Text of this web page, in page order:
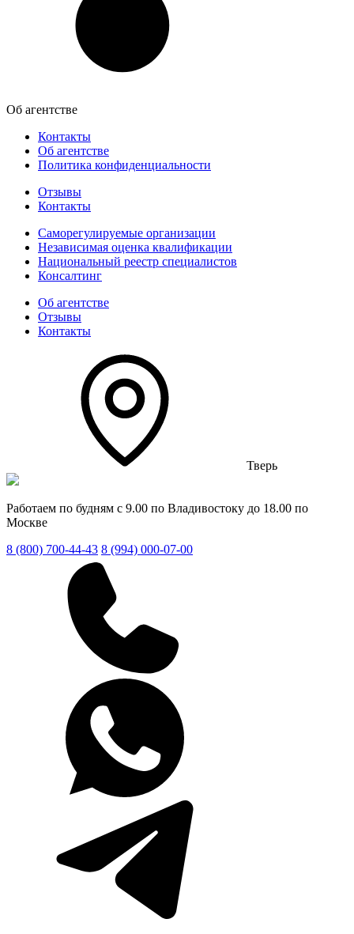
Об агентстве
Контакты
Об агентстве
Политика конфиденциальности
Отзывы
Контакты
Саморегулируемые организации
Независимая оценка квалификации
Национальный реестр специалистов
Консалтинг
Об агентстве
Отзывы
Контакты
Тверь
Работаем по будням с 9.00 по Владивостоку до 18.00 по
Москве
8 (800) 700-44-43 8 (994) 000-07-00